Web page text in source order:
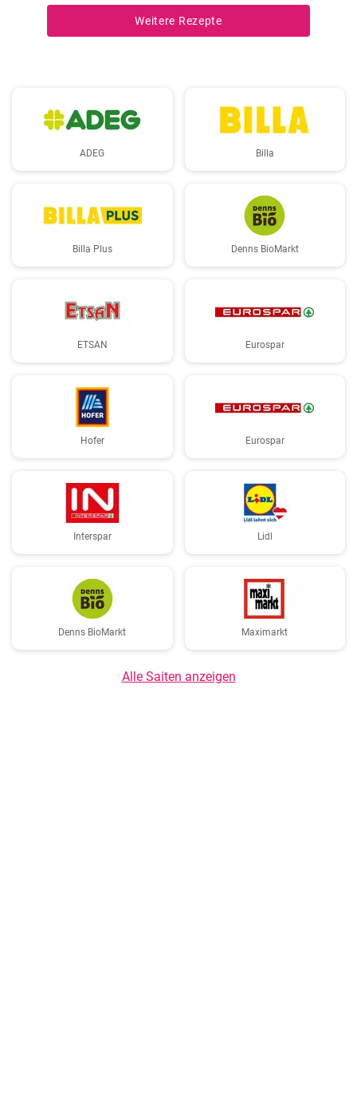
besonders praktisch, wenn die Zeit knapp ist.
Weitere Rezepte
ADEG Billa
Billa Plus Denns BioMarkt
ETSAN Eurospar
Hofer Eurospar
Interspar Lidl
Denns BioMarkt Maximarkt
Alle Saiten anzeigen